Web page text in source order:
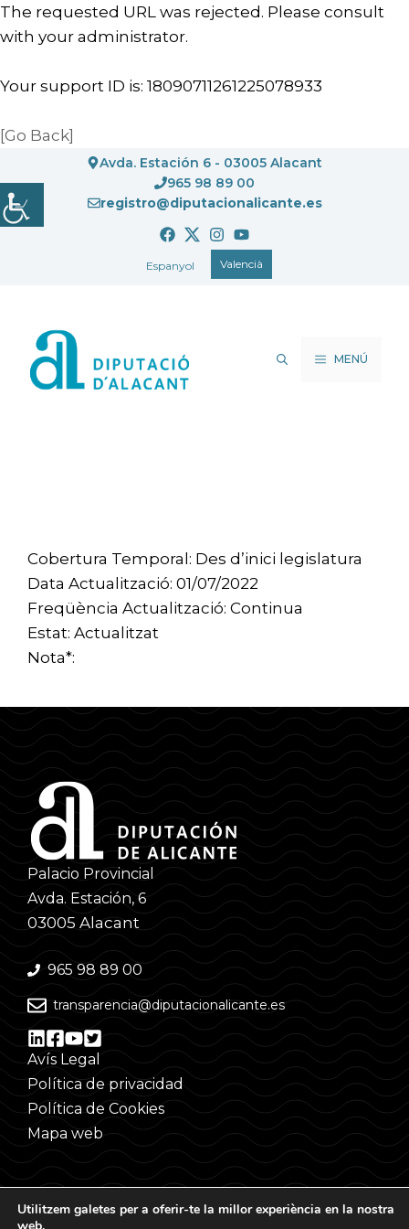
The requested URL was rejected. Please consult
with your administrator.
Your support ID is: 18090711261225078933
[Go Back]
al
contingut
Avda. Estación 6 - 03005 Alacant
965 98 89 00
registro@diputacionalicante.es
Espanyol Valencià
MENÚ
Cobertura Temporal: Des d’inici legislatura
Data Actualització: 01/07/2022
Freqüència Actualització: Continua
Estat: Actualitzat
Nota*:
Palacio Provincial
Avda. Estación, 6
03005 Alacant
965 98 89 00
transparencia@diputacionalicante.es
Avís Legal
Política de privacidad
Política de Cookies
Mapa web
Utilitzem galetes per a oferir-te la millor experiència en la nostra